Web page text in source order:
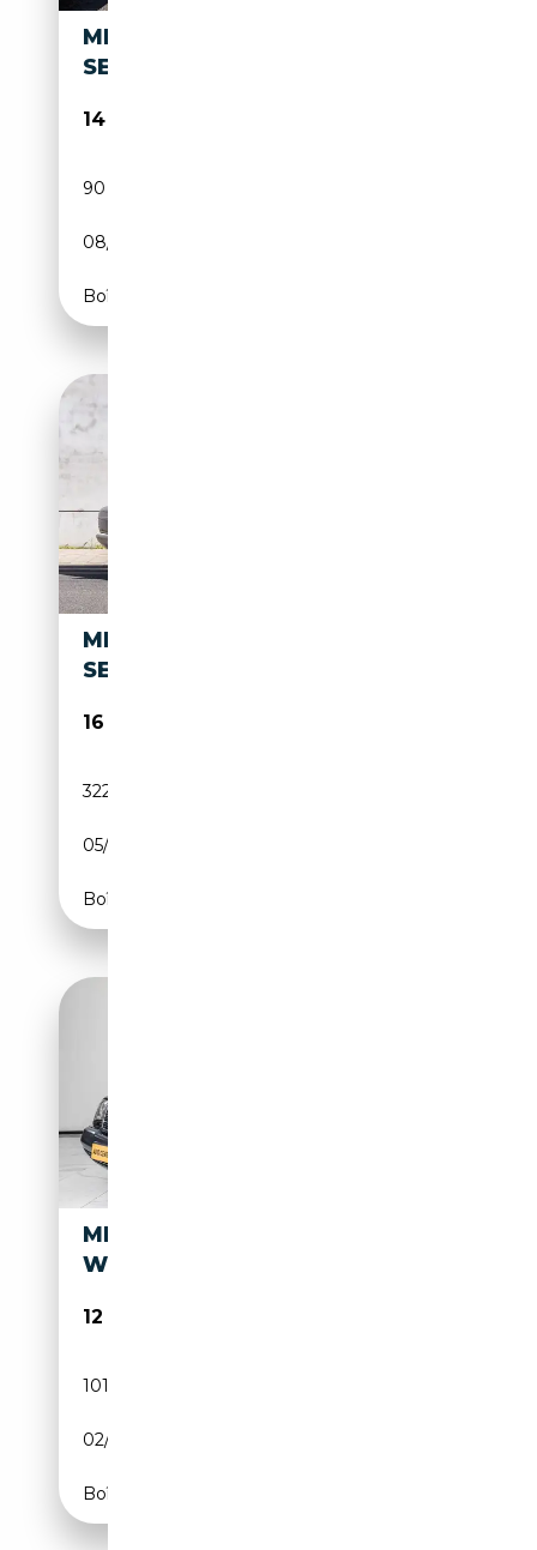
MERCEDES-BENZ S 300 300
SE
14 900€
90 000 km
08/1988
Boîte automatique
MERCEDES-BENZ S 300
SE
16 950€
322 000 km
05/1987
Boîte automatique
MERCEDES-BENZ S 300
W140
12 950€
101 000 km
02/1992
Boîte automatique